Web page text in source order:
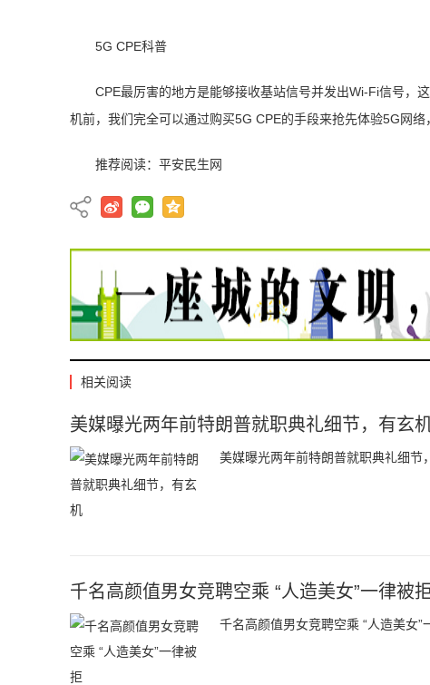
5G CPE科普
CPE最厉害的地方是能够接收基站信号并发出Wi-Fi信号，
机前，我们完全可以通过购买5G CPE的手段来抢先体验5G网
推荐阅读： 平安民生网
相关阅读
美媒曝光两年前特朗普就职典礼细节，有玄
美媒曝光两年前特朗普就职典礼细节
千名高颜值男女竞聘空乘 “人造美女”一律被拒
千名高颜值男女竞聘空乘 “人造美女”